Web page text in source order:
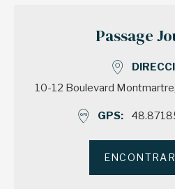
Passage
10-12 Boulevard
GPS